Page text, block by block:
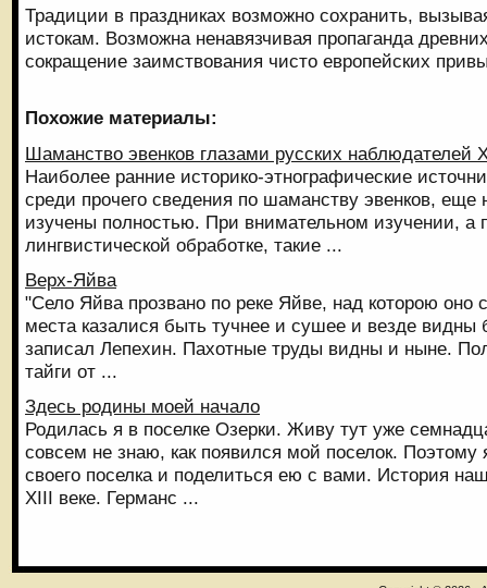
Традиции в праздниках возможно сохранить,
истокам. Возможна ненавязчивая пропаганда
сокращение заимствования чисто европейских
Похожие материалы:
Шаманство эвенков глазами русских наблюдателей
Наиболее ранние историко-этнографические
среди прочего сведения по шаманству эвенков, еще
изучены полностью. При внимательном изучении, а
лингвистической обработке, такие ...
Верх-Яйва
"Село Яйва прозвано по реке Яйве, над которою оно
места казалися быть тучнее и сушее и везде
записал Лепехин. Пахотные труды видны и ныне.
тайги от ...
Здесь родины моей начало
Родилась я в поселке Озерки. Живу тут уже
совсем не знаю, как появился мой поселок.
своего поселка и поделиться ею с вами. История
ХІІІ веке. Германс ...